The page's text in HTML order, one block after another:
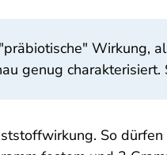
Wirkung,
genug
So